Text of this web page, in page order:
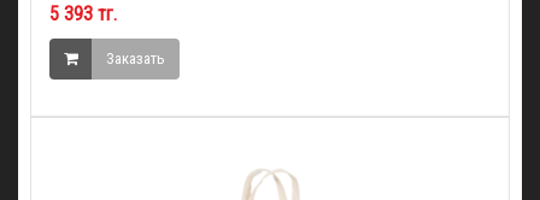
5 393 тг.
Заказать